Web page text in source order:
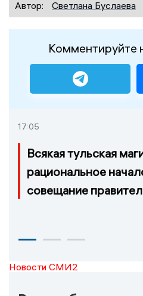
Автор:
Светлана Буслаева
Комментируйте
17:05
Всякая тульская
рациональное
совещание
Новости СМИ2